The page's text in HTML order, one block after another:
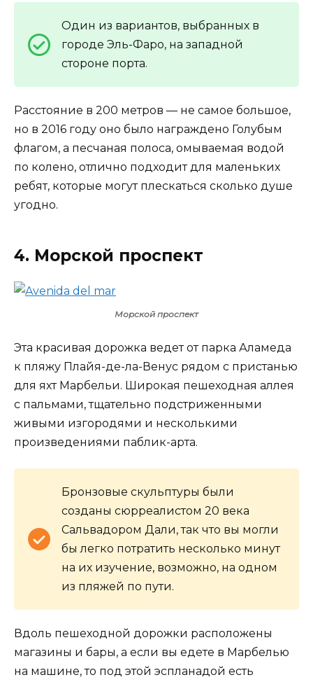
Один из вариантов, выбранных в
городе Эль-Фаро, на западной
стороне порта.
Расстояние в 200 метров — не самое большое,
но в 2016 году оно было награждено Голубым
флагом, а песчаная полоса, омываемая водой
по колено, отлично подходит для маленьких
ребят, которые могут плескаться сколько душе
угодно.
4. Морской проспект
Морской проспект
Эта красивая дорожка ведет от парка Аламеда
к пляжу Плайя-де-ла-Венус рядом с пристанью
для яхт Марбельи. Широкая пешеходная аллея
с пальмами, тщательно подстриженными
живыми изгородями и несколькими
произведениями паблик-арта.
Бронзовые скульптуры были
созданы сюрреалистом 20 века
Сальвадором Дали, так что вы могли
бы легко потратить несколько минут
на их изучение, возможно, на одном
из пляжей по пути.
Вдоль пешеходной дорожки расположены
магазины и бары, а если вы едете в Марбелью
на машине, то под этой эспланадой есть